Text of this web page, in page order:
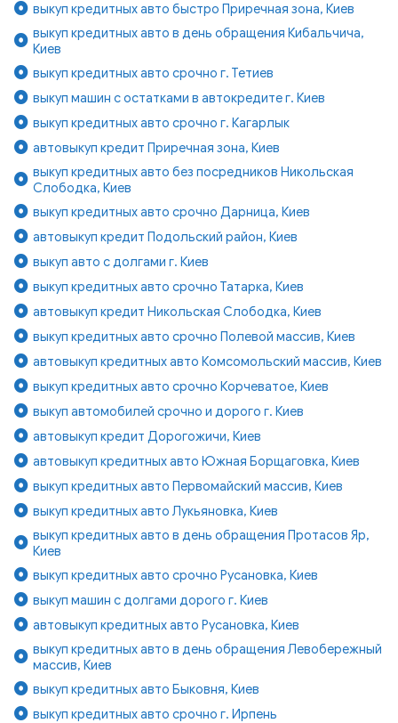
выкуп кредитных авто быстро Приречная зона, Киев
выкуп кредитных авто в день обращения Кибальчича,
Киев
выкуп кредитных авто срочно г. Тетиев
выкуп машин с остатками в автокредите г. Киев
выкуп кредитных авто срочно г. Кагарлык
автовыкуп кредит Приречная зона, Киев
выкуп кредитных авто без посредников Никольская
Слободка, Киев
выкуп кредитных авто срочно Дарница, Киев
автовыкуп кредит Подольский район, Киев
выкуп авто с долгами г. Киев
выкуп кредитных авто срочно Татарка, Киев
автовыкуп кредит Никольская Слободка, Киев
выкуп кредитных авто срочно Полевой массив, Киев
автовыкуп кредитных авто Комсомольский массив, Киев
выкуп кредитных авто срочно Корчеватое, Киев
выкуп автомобилей срочно и дорого г. Киев
автовыкуп кредит Дорогожичи, Киев
автовыкуп кредитных авто Южная Борщаговка, Киев
выкуп кредитных авто Первомайский массив, Киев
выкуп кредитных авто Лукьяновка, Киев
выкуп кредитных авто в день обращения Протасов Яр,
Киев
выкуп кредитных авто срочно Русановка, Киев
выкуп машин с долгами дорого г. Киев
автовыкуп кредитных авто Русановка, Киев
выкуп кредитных авто в день обращения Левобережный
массив, Киев
выкуп кредитных авто Быковня, Киев
выкуп кредитных авто срочно г. Ирпень